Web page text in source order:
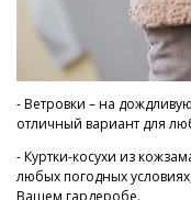
- Ветровки – на
отличный вариант для
- Куртки-косухи из
любых погодных